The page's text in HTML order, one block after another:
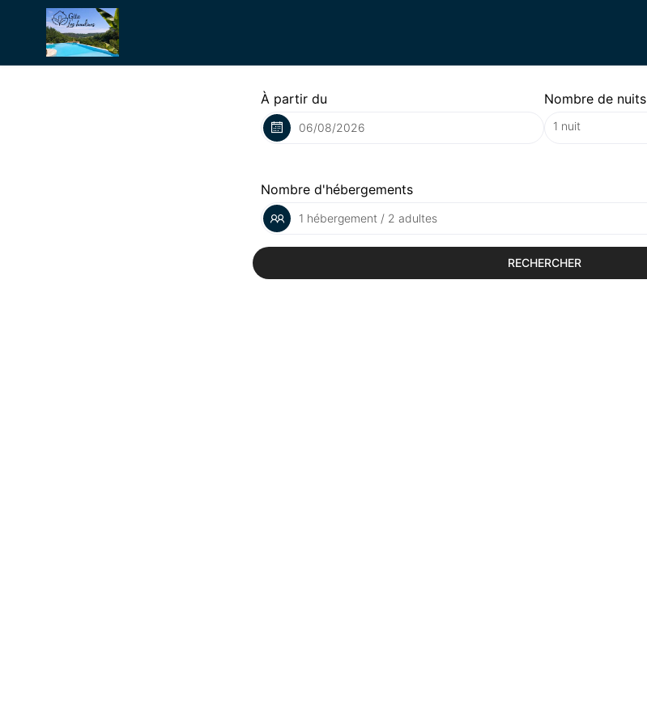
À partir du Nombre de nuits
Nombre d'hébergements
1 hébergement / 2 adultes